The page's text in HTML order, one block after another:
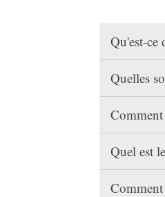
Qu'est-ce
Quelles
Quel est
Comment